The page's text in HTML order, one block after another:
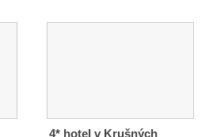
4* hotel v Krušných